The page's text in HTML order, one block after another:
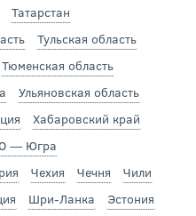
Татарстан
Тульская область
Тюменская область
Ульяновская область
Хабаровский край
— Югра
Чехия Чечня
Чили
Шри-Ланка
Эстония